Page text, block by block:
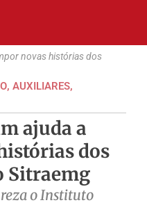
novas histórias dos
, AUXILIARES,
ajuda a
dos
Sitraemg
o Instituto